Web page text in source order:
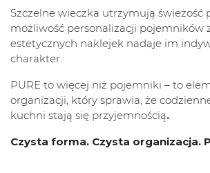
Szczelne wieczka utrzymują świeżość
możliwość personalizacji pojemników
estetycznych naklejek nadaje im
charakter.
PURE to więcej niż pojemniki – to
organizacji, który sprawia, że
kuchni stają się przyjemnością.
Czysta forma. Czysta organizacja.